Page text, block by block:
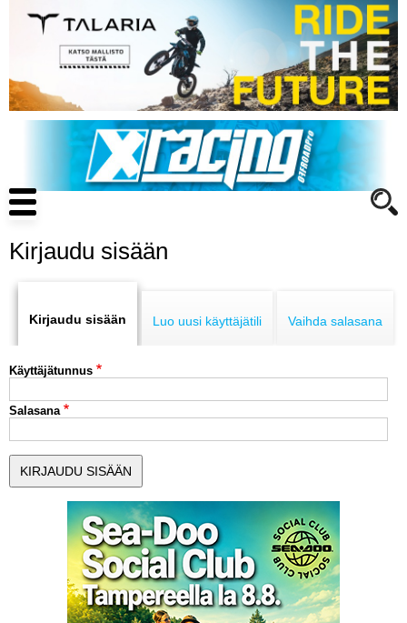
pääsisältöön
Main
navigation
ENDURO
LUE DIGILEHDET
ASIAKASPALVELU JA
OHJEET
MEDIATIEDOT
Kirjaudu sisään
tabs
Kirjaudu sisään Luo uusi käyttäjätili Vaihda salasana
Käyttäjätunnus
Salasana